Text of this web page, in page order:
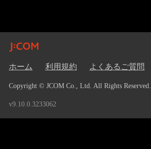
ホーム 利用規約 よくあるご質問
Copyright © JCOM Co., Ltd. All Rights Reserved.
v9.10.0.3233062